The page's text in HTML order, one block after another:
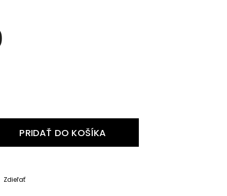
PRIDAŤ DO KOŠÍKA
Zdieľať